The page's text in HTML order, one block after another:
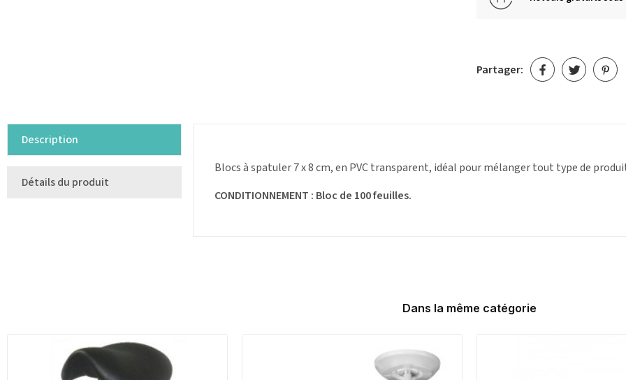
Partager:
Description
Détails du produit
Blocs à spatuler 7 x 8 cm, en PVC transparent, idéal pour mélanger tout type de
CONDITIONNEMENT : Bloc de 100 feuilles.
Dans la même catégorie